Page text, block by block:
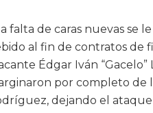
falta de caras nuevas se
al fin de contratos de
Édgar Iván
por completo de
dejando el